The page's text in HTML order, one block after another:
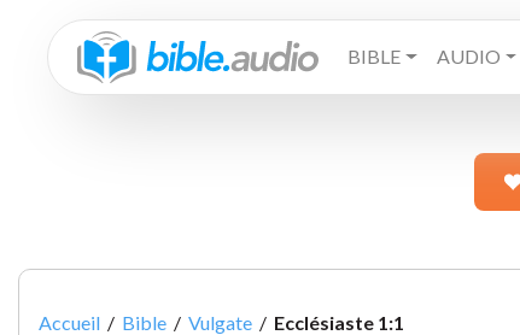
BIBLE AUDIO
Accueil / Bible / Vulgate / Ecclésiaste 1:1